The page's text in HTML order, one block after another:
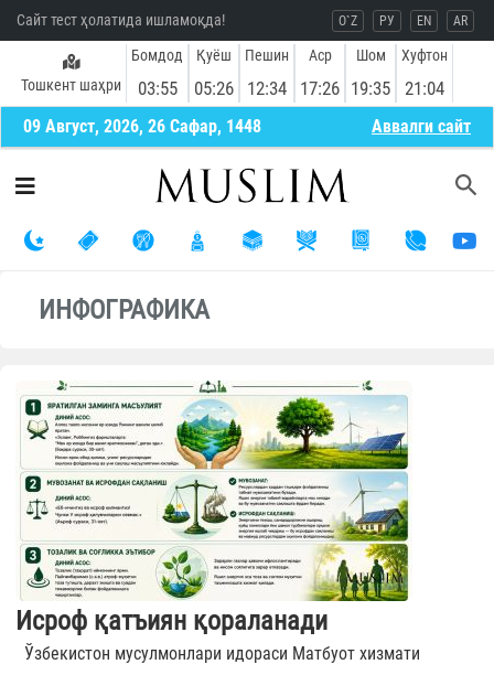
Сайт тест ҳолатида ишламоқда! O`Z РУ EN AR
Тошкент шаҳри
Бомдод
03:55
Қуёш
05:26
Пешин
12:34
Аср
17:26
Шом
19:35
Хуфтон
21:04
09 Август, 2026, 26 Сафар, 1448 Aввалги сайт
ИНФОГРАФИКА
Исроф қатъиян қораланади
Ўзбекистон мусулмонлари идораси Матбуот хизмати